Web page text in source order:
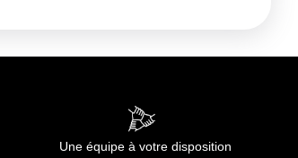
Une équipe à votre disposition